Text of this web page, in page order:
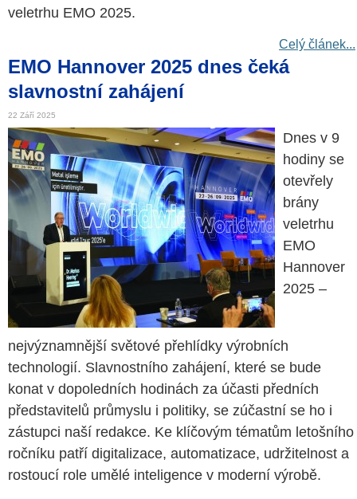
veletrhu EMO 2025.
Celý článek...
EMO Hannover 2025 dnes čeká
slavnostní zahájení
22 Září 2025
Dnes v 9
hodiny se
otevřely
brány
veletrhu
EMO
Hannover
2025 –
nejvýznamnější světové přehlídky výrobních
technologií. Slavnostního zahájení, které se bude
konat v dopoledních hodinách za účasti předních
představitelů průmyslu i politiky, se zúčastní se ho i
zástupci naší redakce. Ke klíčovým tématům letošního
ročníku patří digitalizace, automatizace, udržitelnost a
rostoucí role umělé inteligence v moderní výrobě.